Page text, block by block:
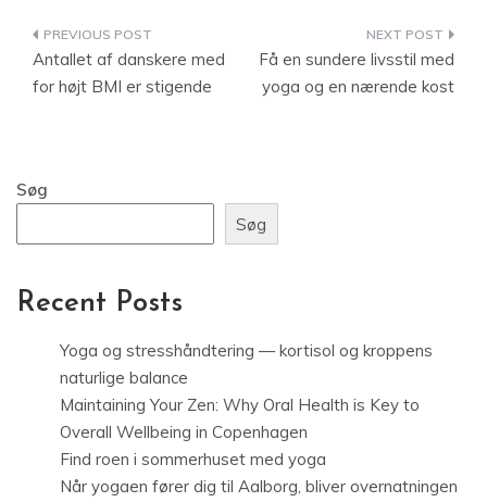
Indlægsnavigation
Antallet af danskere med
for højt BMI er stigende
Få en sundere livsstil med
yoga og en nærende kost
Søg
Søg
Recent Posts
Yoga og stresshåndtering — kortisol og kroppens
naturlige balance
Maintaining Your Zen: Why Oral Health is Key to
Overall Wellbeing in Copenhagen
Find roen i sommerhuset med yoga
Når yogaen fører dig til Aalborg, bliver overnatningen